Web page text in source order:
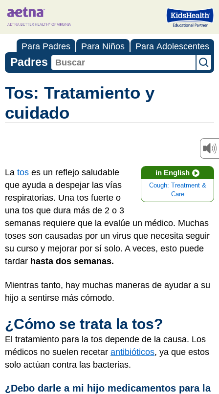
Para Padres Para Niños Para Adolescentes
Padres
Tos: Tratamiento y
cuidado
in English
Cough: Treatment &
Care
La tos es un reflejo saludable
que ayuda a despejar las vías
respiratorias. Una tos fuerte o
una tos que dura más de 2 o 3
semanas requiere que la evalúe un médico. Muchas
toses son causadas por un virus que necesita seguir
su curso y mejorar por sí solo. A veces, esto puede
tardar hasta dos semanas.
Mientras tanto, hay muchas maneras de ayudar a su
hijo a sentirse más cómodo.
¿Cómo se trata la tos?
El tratamiento para la tos depende de la causa. Los
médicos no suelen recetar antibióticos, ya que estos
solo actúan contra las bacterias.
¿Debo darle a mi hijo medicamentos para la